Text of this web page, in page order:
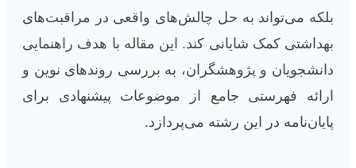
بلکه می‌تواند به حل چالش‌های واقعی در مراقبت‌های
بهداشتی کمک شایانی کند. این مقاله با هدف راهنمایی
دانشجویان و پژوهشگران، به بررسی روندهای نوین و
ارائه فهرستی جامع از موضوعات پیشنهادی برای
پایان‌نامه در این رشته می‌پردازد.